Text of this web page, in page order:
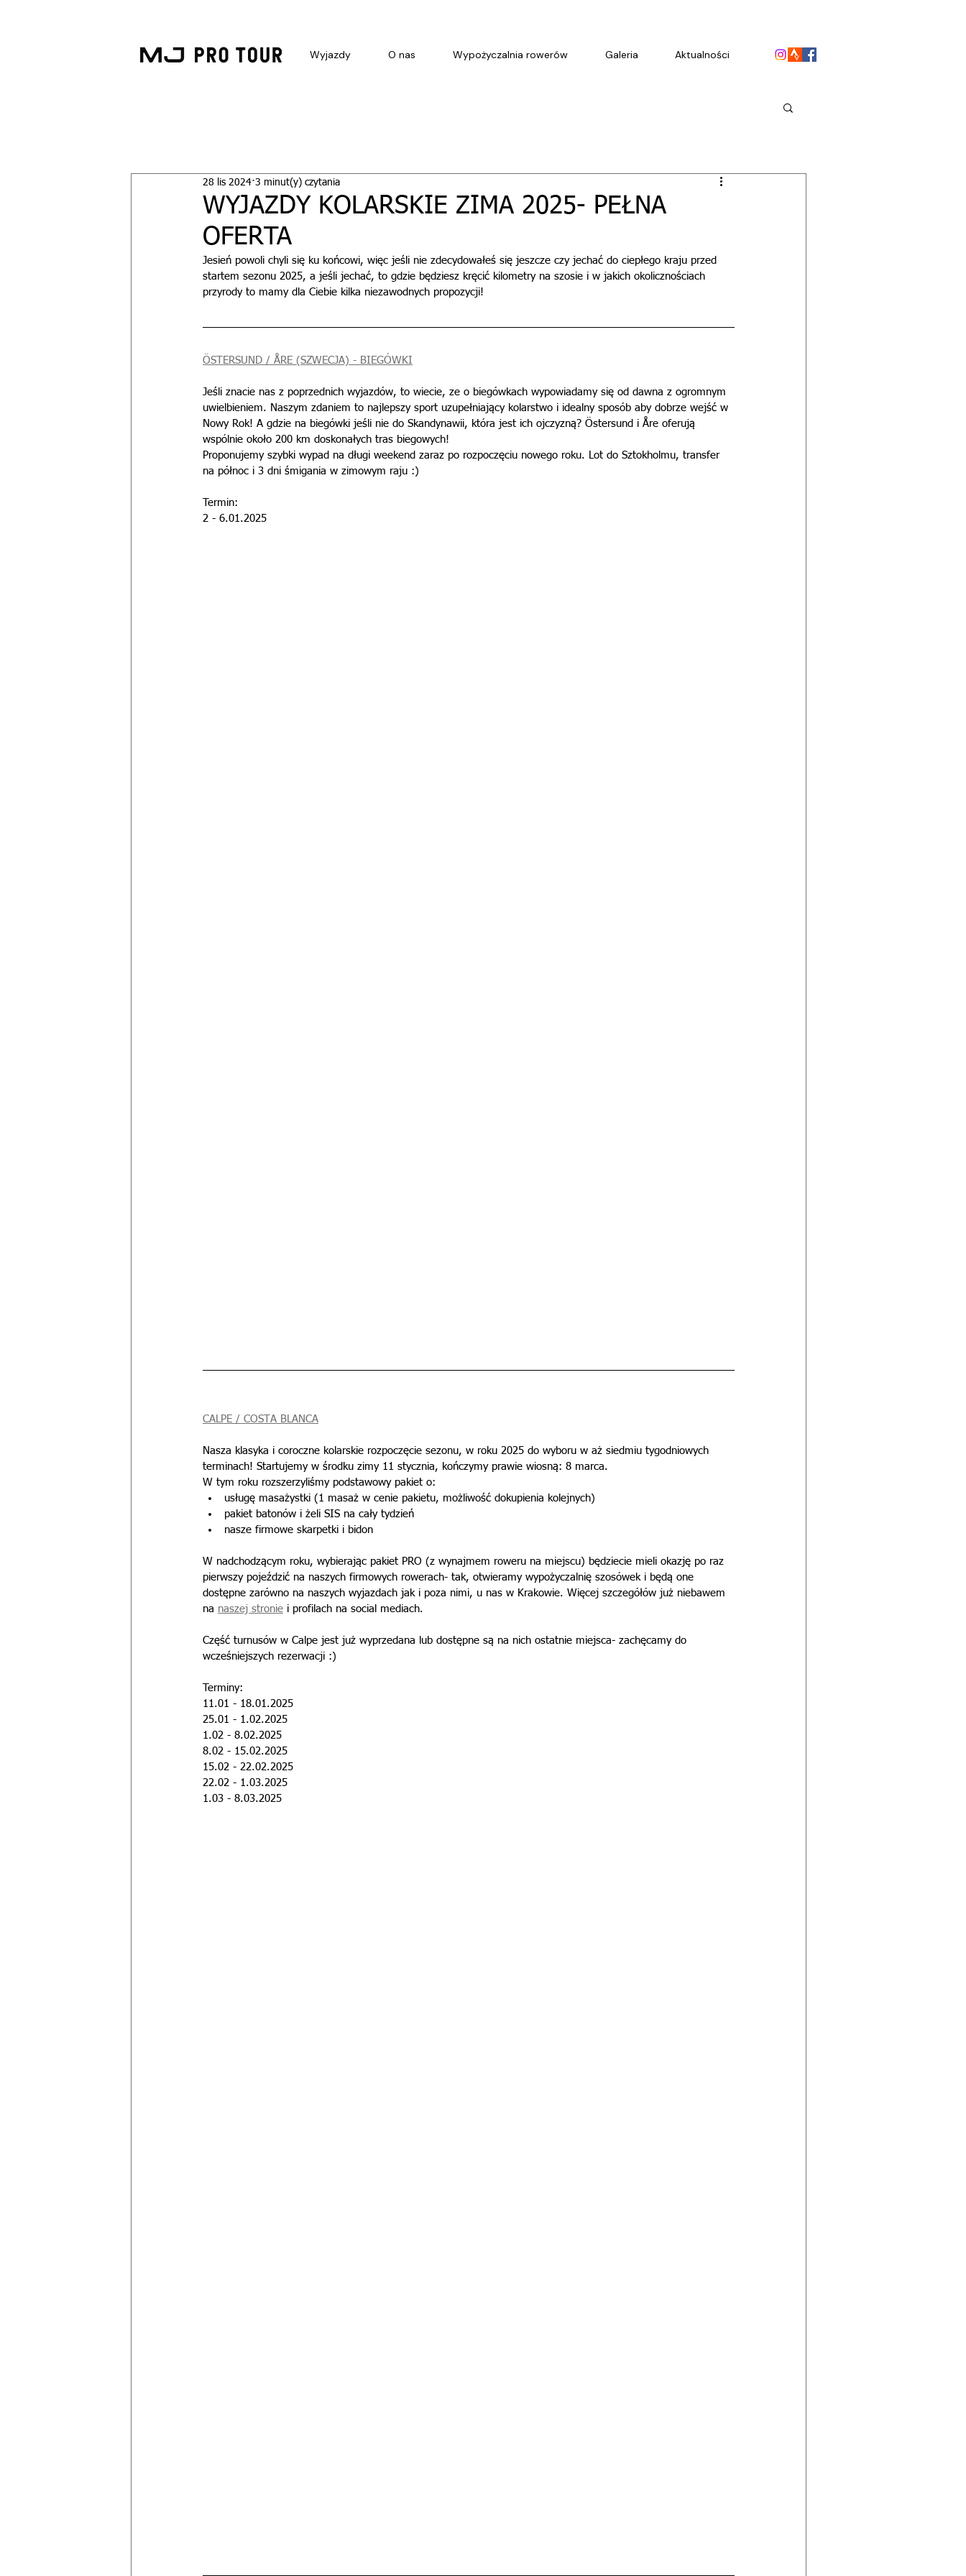
Wyjazdy O nas Wypożyczalnia rowerów Galeria Aktualności
WYJAZDY KOLARSKIE ZIMA 2025- PEŁNA
OFERTA
28 lis 2024 3 minut(y) czytania
Jesień powoli chyli się ku końcowi, więc jeśli nie zdecydowałeś się jeszcze czy jechać do ciepłego kraju przed
startem sezonu 2025, a jeśli jechać, to gdzie będziesz kręcić kilometry na szosie i w jakich okolicznościach
przyrody to mamy dla Ciebie kilka niezawodnych propozycji!
ÖSTERSUND / ÅRE (SZWECJA) - BIEGÓWKI
Jeśli znacie nas z poprzednich wyjazdów, to wiecie, ze o biegówkach wypowiadamy się od dawna z ogromnym
uwielbieniem. Naszym zdaniem to najlepszy sport uzupełniający kolarstwo i idealny sposób aby dobrze wejść w
Nowy Rok! A gdzie na biegówki jeśli nie do Skandynawii, która jest ich ojczyzną? Östersund i Åre oferują
wspólnie około 200 km doskonałych tras biegowych!
Proponujemy szybki wypad na długi weekend zaraz po rozpoczęciu nowego roku. Lot do Sztokholmu, transfer
na północ i 3 dni śmigania w zimowym raju :)
Termin:
2 - 6.01.2025
CALPE / COSTA BLANCA
Nasza klasyka i coroczne kolarskie rozpoczęcie sezonu, w roku 2025 do wyboru w aż siedmiu tygodniowych
terminach! Startujemy w środku zimy 11 stycznia, kończymy prawie wiosną: 8 marca.
W tym roku rozszerzyliśmy podstawowy pakiet o:
usługę masażystki (1 masaż w cenie pakietu, możliwość dokupienia kolejnych)
pakiet batonów i żeli SIS na cały tydzień
nasze firmowe skarpetki i bidon
W nadchodzącym roku, wybierając pakiet PRO (z wynajmem roweru na miejscu) będziecie mieli okazję po raz
pierwszy pojeździć na naszych firmowych rowerach- tak, otwieramy wypożyczalnię szosówek i będą one
dostępne zarówno na naszych wyjazdach jak i poza nimi, u nas w Krakowie. Więcej szczegółów już niebawem
na naszej stronie i profilach na social mediach.
Część turnusów w Calpe jest już wyprzedana lub dostępne są na nich ostatnie miejsca- zachęcamy do
wcześniejszych rezerwacji :)
Terminy:
11.01 - 18.01.2025
25.01 - 1.02.2025
1.02 - 8.02.2025
8.02 - 15.02.2025
15.02 - 22.02.2025
22.02 - 1.03.2025
1.03 - 8.03.2025